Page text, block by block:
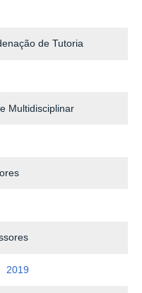
de Tutoria
Multidisciplinar
2019